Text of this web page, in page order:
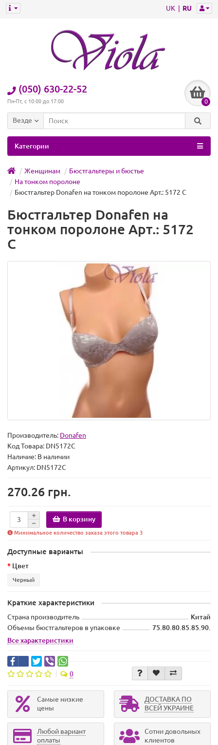
UK RU
(050) 630-22-52
Пн-Пт, с 10:00 до 17:00 0
Везде
Категории
Женщинам
Бюстгальтеры и бюстье
На тонком поролоне
Бюстгальтер Donafen на тонком поролоне Арт.: 5172 C
Бюстгальтер Donafen на
тонком поролоне Арт.: 5172
C
Производитель: Donafen
Код Товара: DN5172C
Наличие: В наличии
Артикул: DN5172C
270.26 грн.
В корзину
Минимальное количество заказа этого товара 3
Доступные варианты
Цвет
Черный
Краткие характеристики
Страна производитель
Китай
Объемы бюстгальтеров в упаковке
75.80.80.85.85.90.
Все характеристики
0
Самые низкие
цены
ДОСТАВКА ПО
ВСЕЙ УКРАИНЕ
Любой вариант
оплаты
Сотни довольных
клиентов